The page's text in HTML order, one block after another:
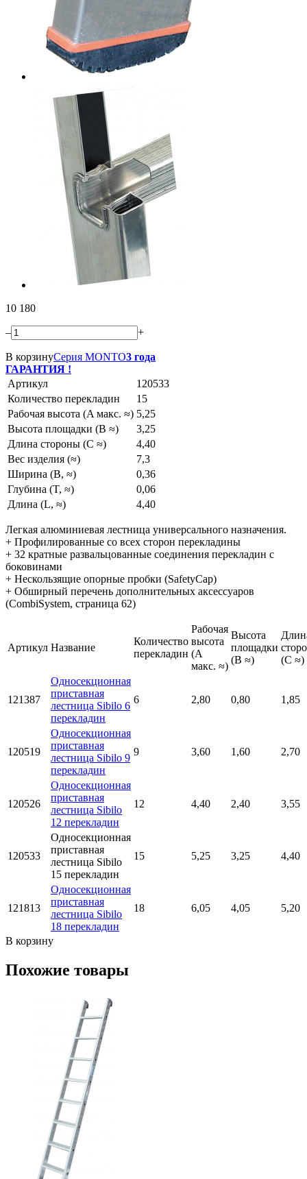
10 180
– +
В корзинуСерия MONTO3 года
ГАРАНТИЯ !
Артикул
120533
Количество перекладин
15
Рабочая высота (A макс. ≈) 5,25
Высота площадки (B ≈)
3,25
Длина стороны (C ≈)
4,40
Вес изделия (≈)
7,3
Ширина (B, ≈)
0,36
Глубина (T, ≈)
0,06
Длина (L, ≈)
4,40
Легкая алюминиевая лестница универсального назначения.
+ Профилированные со всех сторон перекладины
+ 32 кратные развальцованные соединения перекладин с
боковинами
+ Нескользящие опорные пробки (SafetyCap)
+ Обширный перечень дополнительных аксессуаров
(CombiSystem, страница 62)
Артикул Название
Количество
перекладин
Рабочая
высота
(A
макс. ≈)
Высота
площадки
(B ≈)
(C ≈)
121387
Односекционная
приставная
лестница Sibilo 6
перекладин
6 2,80 0,80 1,85
120519
Односекционная
приставная
лестница Sibilo 9
перекладин
9 3,60 1,60 2,70
120526
Односекционная
приставная
лестница Sibilo
12 перекладин
12 4,40 2,40 3,55
120533
Односекционная
приставная
лестница Sibilo
15 перекладин
15 5,25 3,25 4,40
121813
Односекционная
приставная
лестница Sibilo
18 перекладин
18 6,05 4,05 5,20
В корзину
Похожие товары